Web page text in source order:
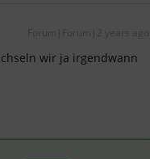
Forum|Forum|2 years ago
wir ja irgendwann